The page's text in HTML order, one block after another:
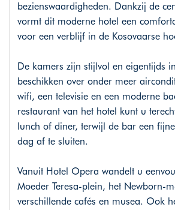
bezienswaardigheden. Dankzij de
vormt dit moderne hotel een
voor een verblijf in de Kosovaarse
De kamers zijn stijlvol en eigentijds
beschikken over onder meer
wifi, een televisie en een moderne
restaurant van het hotel kunt u
lunch of diner, terwijl de bar een
dag af te sluiten.
Vanuit Hotel Opera wandelt u
Moeder Teresa-plein, het Newborn-
verschillende cafés en musea. Ook